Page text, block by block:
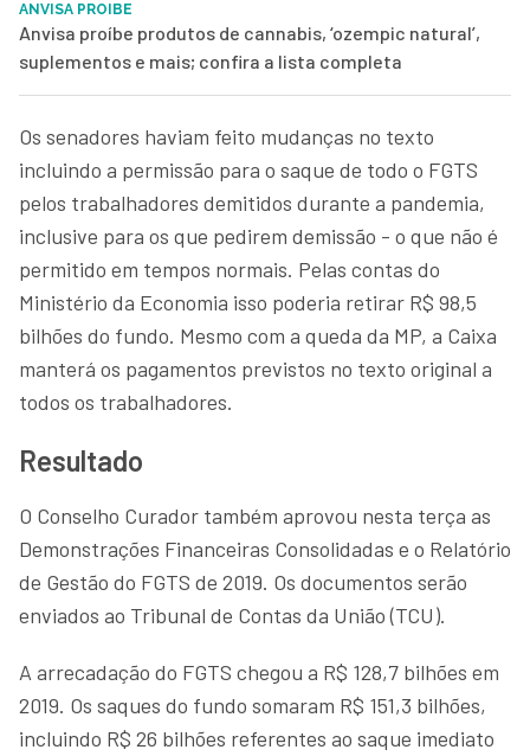
ANVISA PROIBE
Anvisa proíbe produtos de cannabis, ‘ozempic natural’,
suplementos e mais; confira a lista completa
Os senadores haviam feito mudanças no texto
incluindo a permissão para o saque de todo o FGTS
pelos trabalhadores demitidos durante a pandemia,
inclusive para os que pedirem demissão - o que não é
permitido em tempos normais. Pelas contas do
Ministério da Economia isso poderia retirar R$ 98,5
bilhões do fundo. Mesmo com a queda da MP, a Caixa
manterá os pagamentos previstos no texto original a
todos os trabalhadores.
Resultado
O Conselho Curador também aprovou nesta terça as
Demonstrações Financeiras Consolidadas e o Relatório
de Gestão do FGTS de 2019. Os documentos serão
enviados ao Tribunal de Contas da União (TCU).
A arrecadação do FGTS chegou a R$ 128,7 bilhões em
2019. Os saques do fundo somaram R$ 151,3 bilhões,
incluindo R$ 26 bilhões referentes ao saque imediato